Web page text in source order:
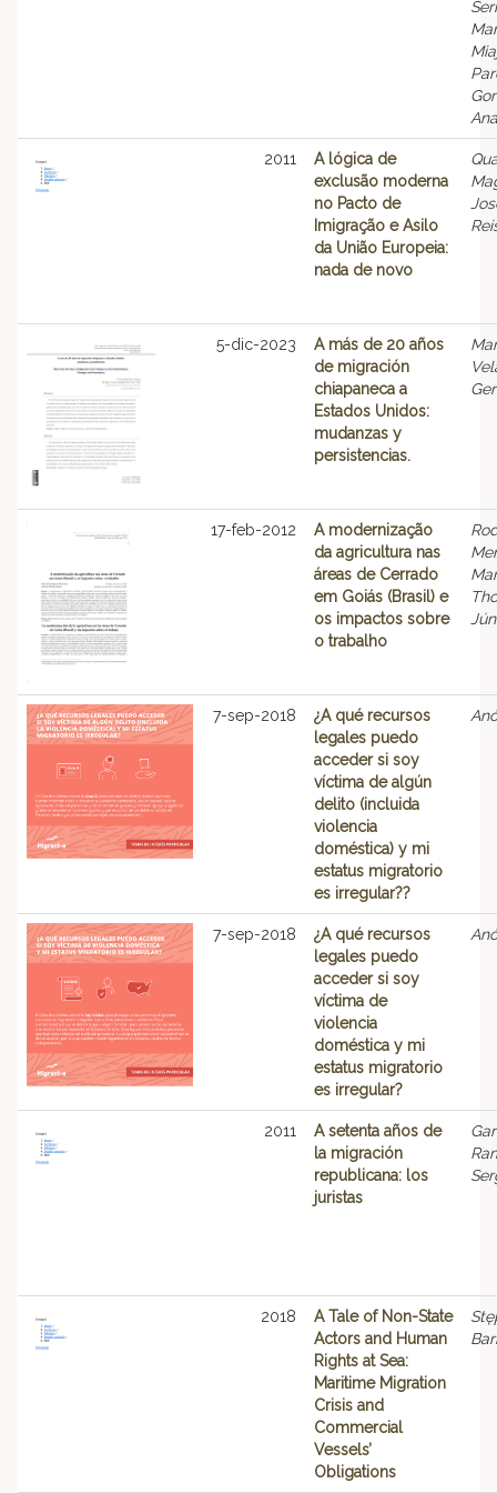
2011
A lógica de
exclusão moderna
no Pacto de
Imigração e Asilo
da União Europeia:
nada de novo
5-dic-2023
A más de 20 años
de migración
chiapaneca a
Estados Unidos:
mudanzas y
persistencias.
17-feb-2012
A modernização
da agricultura nas
áreas de Cerrado
em Goiás (Brasil) e
os impactos sobre
o trabalho
7-sep-2018
¿A qué recursos
legales puedo
acceder si soy
víctima de algún
delito (incluida
violencia
doméstica) y mi
estatus migratorio
es irregular??
7-sep-2018
¿A qué recursos
legales puedo
acceder si soy
víctima de
violencia
doméstica y mi
estatus migratorio
es irregular?
2011
A setenta años de
la migración
republicana: los
juristas
2018
A Tale of Non-State
Actors and Human
Rights at Sea:
Maritime Migration
Crisis and
Commercial
Vessels’
Obligations